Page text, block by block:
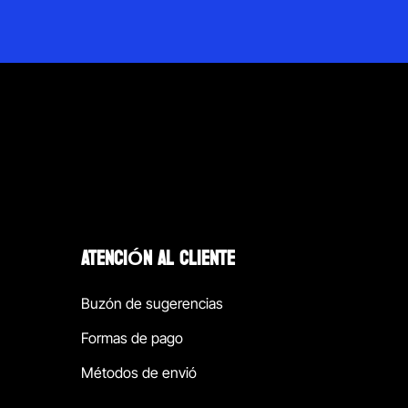
ATENCIÓN AL CLIENTE
Buzón de sugerencias
Formas de pago
Métodos de envió